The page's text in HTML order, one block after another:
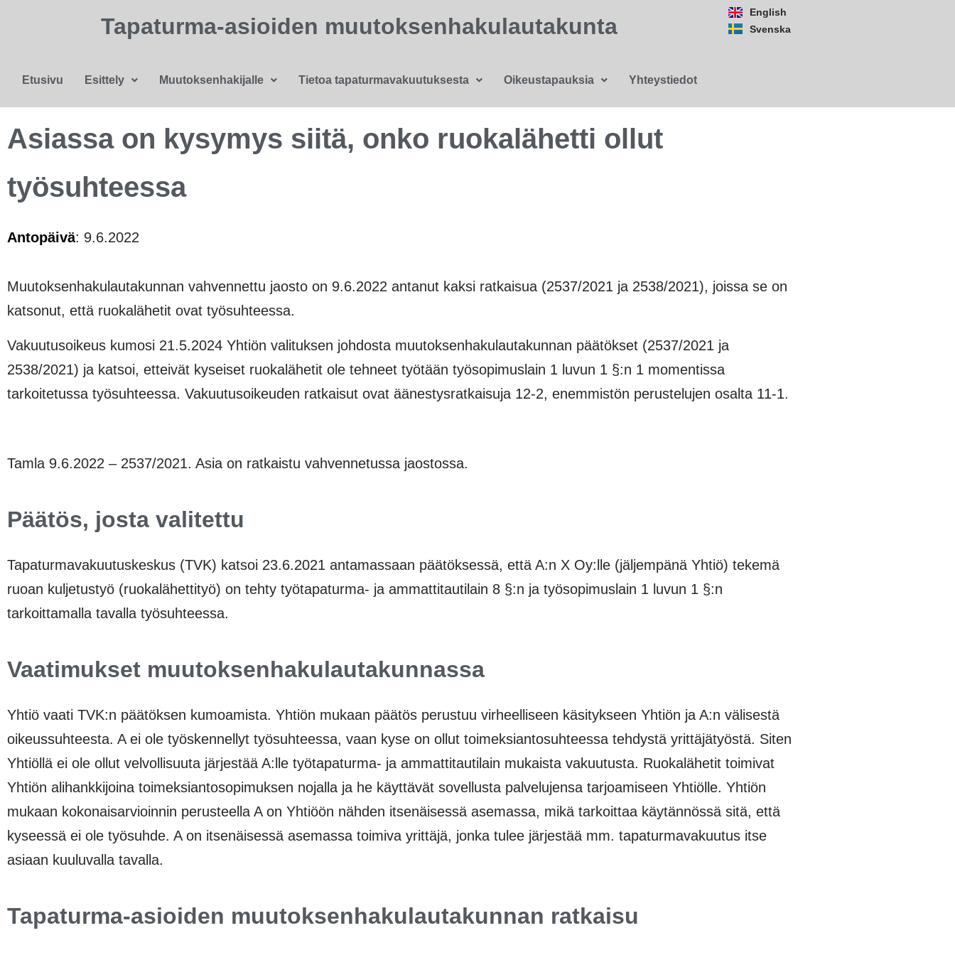
Tapaturma-asioiden muutoksenhakulautakunta
Etusivu Esittely Muutoksenhakijalle Tietoa tapaturmavakuutuksesta Oikeustapauksia Yhteystiedot
English
Svenska
Asiassa on kysymys siitä, onko ruokalähetti ollut
työsuhteessa
Antopäivä: 9.6.2022
Muutoksenhakulautakunnan vahvennettu jaosto on 9.6.2022 antanut kaksi ratkaisua (2537/2021 ja 2538/2021), joissa se on
katsonut, että ruokalähetit ovat työsuhteessa.
Vakuutusoikeus kumosi 21.5.2024 Yhtiön valituksen johdosta muutoksenhakulautakunnan päätökset (2537/2021 ja
2538/2021) ja katsoi, etteivät kyseiset ruokalähetit ole tehneet työtään työsopimuslain 1 luvun 1 §:n 1 momentissa
tarkoitetussa työsuhteessa. Vakuutusoikeuden ratkaisut ovat äänestysratkaisuja 12-2, enemmistön perustelujen osalta 11-1.
Tamla 9.6.2022 – 2537/2021. Asia on ratkaistu vahvennetussa jaostossa.
Päätös, josta valitettu
Tapaturmavakuutuskeskus (TVK) katsoi 23.6.2021 antamassaan päätöksessä, että A:n X Oy:lle (jäljempänä Yhtiö) tekemä
ruoan kuljetustyö (ruokalähettityö) on tehty työtapaturma- ja ammattitautilain 8 §:n ja työsopimuslain 1 luvun 1 §:n
tarkoittamalla tavalla työsuhteessa.
Vaatimukset muutoksenhakulautakunnassa
Yhtiö vaati TVK:n päätöksen kumoamista. Yhtiön mukaan päätös perustuu virheelliseen käsitykseen Yhtiön ja A:n välisestä
oikeussuhteesta. A ei ole työskennellyt työsuhteessa, vaan kyse on ollut toimeksiantosuhteessa tehdystä yrittäjätyöstä. Siten
Yhtiöllä ei ole ollut velvollisuuta järjestää A:lle työtapaturma- ja ammattitautilain mukaista vakuutusta. Ruokalähetit toimivat
Yhtiön alihankkijoina toimeksiantosopimuksen nojalla ja he käyttävät sovellusta palvelujensa tarjoamiseen Yhtiölle. Yhtiön
mukaan kokonaisarvioinnin perusteella A on Yhtiöön nähden itsenäisessä asemassa, mikä tarkoittaa käytännössä sitä, että
kyseessä ei ole työsuhde. A on itsenäisessä asemassa toimiva yrittäjä, jonka tulee järjestää mm. tapaturmavakuutus itse
asiaan kuuluvalla tavalla.
Tapaturma-asioiden muutoksenhakulautakunnan ratkaisu